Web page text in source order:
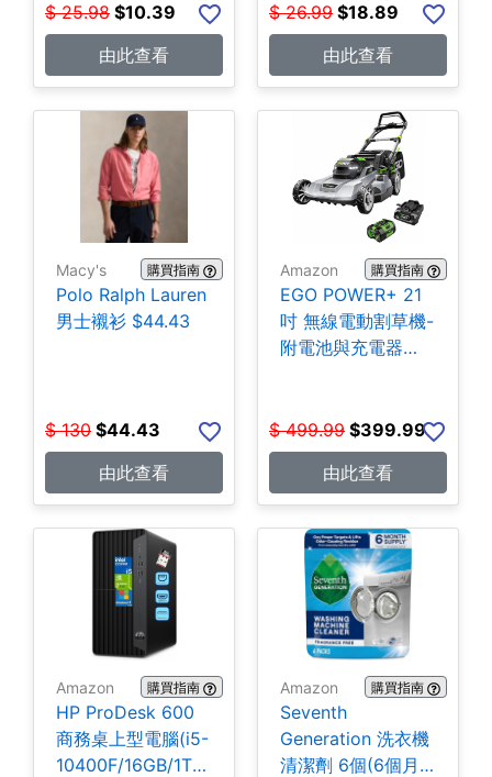
$ 25.98 $10.39
由此查看
$ 26.99 $18.89
由此查看
Macy's 購買指南
Polo Ralph Lauren
男士襯衫 $44.43
$ 130 $44.43
由此查看
Amazon 購買指南
EGO POWER+ 21
吋 無線電動割草機-
附電池與充電器
$ 499.99 $399.99
由此查看
Amazon 購買指南
HP ProDesk 600
商務桌上型電腦(i5-
10400F/16GB/1TB
Amazon 購買指南
Seventh
Generation 洗衣機
清潔劑 6個(6個月